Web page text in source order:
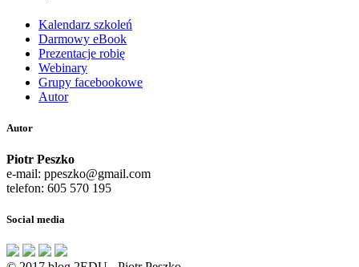
Kalendarz szkoleń
Darmowy eBook
Prezentacje robię
Webinary
Grupy facebookowe
Autor
Autor
Piotr Peszko
e-mail: ppeszko@gmail.com
telefon: 605 570 195
Social media